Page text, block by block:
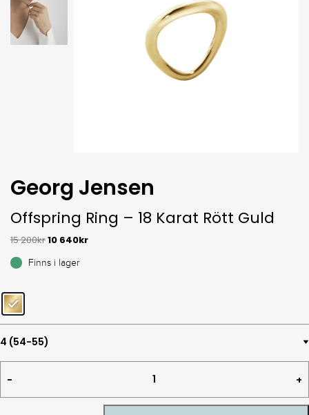
Georg Jensen
Offspring Ring – 18 Karat Rött Guld
15 200kr10 640kr
Finns i lager
Ring
-